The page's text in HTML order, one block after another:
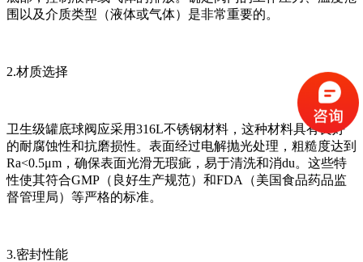
围以及介质类型（液体或气体）是非常重要的。
2.材质选择
卫生级罐底球阀应采用316L不锈钢材料，这种材料具有良好
的耐腐蚀性和抗磨损性。表面经过电解抛光处理，粗糙度达到
Ra<0.5μm，确保表面光滑无瑕疵，易于清洗和消du。这些特
性使其符合GMP（良好生产规范）和FDA（美国食品药品监
督管理局）等严格的标准。
3.密封性能